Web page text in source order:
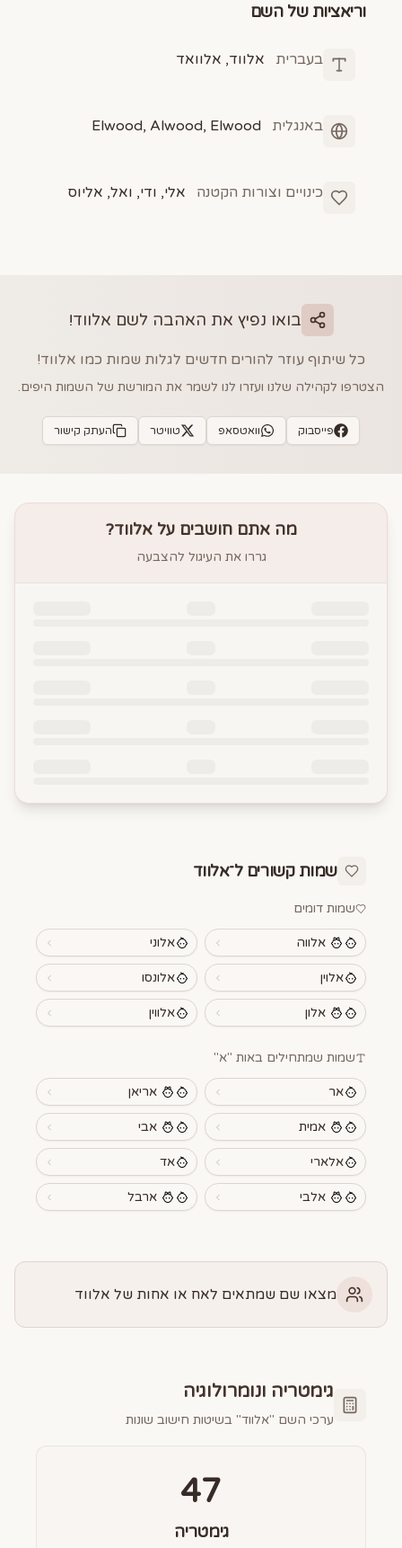
וריאציות של השם
בעברית אלווד, אלוואד
באנגלית Elwood, Alwood, Elwood
כינויים וצורות הקטנה אלי, ודי, ואל, אליוס
בואו נפיץ את האהבה לשם אלווד!
כל שיתוף עוזר להורים חדשים לגלות שמות כמו אלווד!
הצטרפו לקהילה שלנו ועזרו לנו לשמר את המורשת של השמות היפים.
פייסבוק וואטסאפ טוויטר העתק קישור
מה אתם חושבים עלאלווד?
גררו את העיגול להצבעה
שמות קשורים ל־אלווד
שמות דומים
אלווה אלוני
אלוין אלונסו
אלון אלווין
שמות שמתחילים באות "א"
אר אריאן
אמית אבי
אלארי אד
אלבי ארבל
מצאו שם שמתאים לאח או אחות של אלווד
גימטריה ונומרולוגיה
ערכי השם "אלווד" בשיטות חישוב שונות
47
גימטריה